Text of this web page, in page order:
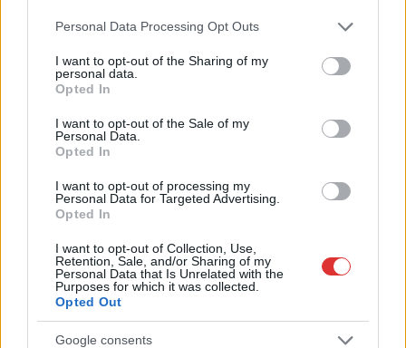
Please note that this website/app uses one or more Google
not limited to your visit or usage behaviour. You may click to
grant or deny consent to Google and its third-party tags to
use your data for below specified purposes in below Google
consent section.
Personal Data Processing Opt Outs
I want to opt-out of the Sharing of my
personal data.
Opted In
I want to opt-out of the Sale of my
Personal Data.
Opted In
I want to opt-out of processing my
Personal Data for Targeted Advertising.
Opted In
I want to opt-out of Collection, Use,
Retention, Sale, and/or Sharing of my
Personal Data that Is Unrelated with the
Purposes for which it was collected.
Opted Out
Google consents
hónap végére
Néma tisztelgéssel és szirénaszóval emlékeztek a hősi halált
halt tűzoltókra Jász-Nagykun-Szolnok megyében
Szalagkorlátnak csapódott egy autó a 4-es főúton, Szajolnál
történt a baleset
Már reggel nyár van, de délután jöhet a fordulat – erre
készüljön, ha hétfőn útnak indul
Hogyan került a Kossuth téri metrómegállóba egy vaddisznó?
Odaúszott, majd a szárazföldön gyorsan megoldotta a
továbbiakat (VIDEÓVAL)
Az utolsó pillanatban mentette meg a döntetlent a Karcag